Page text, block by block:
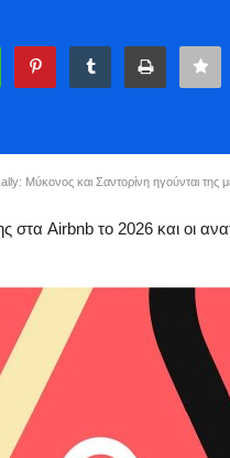
Μύκονος και Σαντορίνη ηγούνται της
στα Airbnb το 2026 και οι